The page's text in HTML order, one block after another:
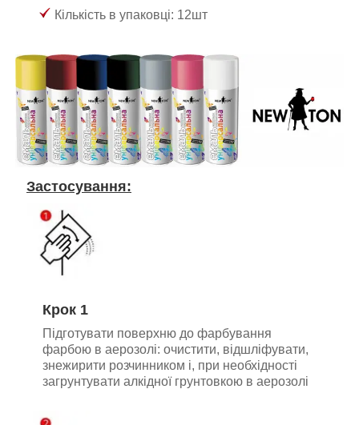
Кількість в упаковці: 12шт
Застосування:
Крок 1
Підготувати поверхню до фарбування
фарбою в аерозолі: очистити, відшліфувати,
знежирити розчинником і, при необхідності
загрунтувати алкідної грунтовкою в аерозолі